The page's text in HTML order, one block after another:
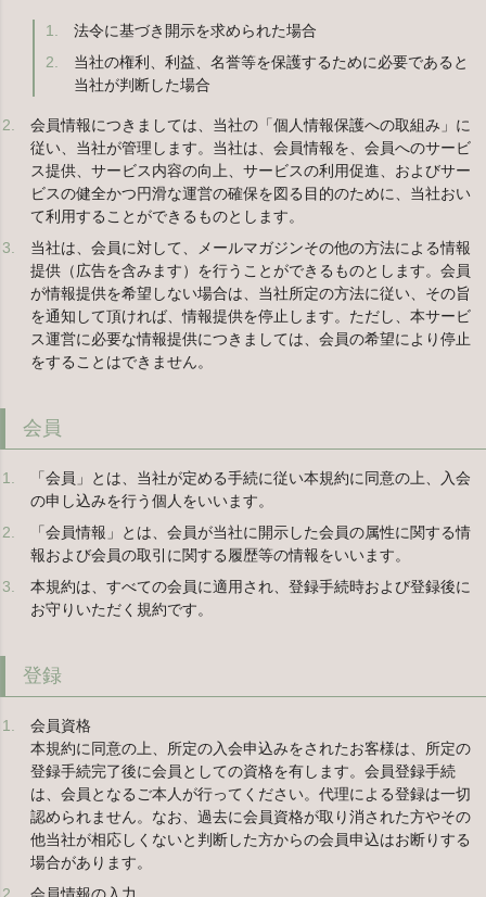
法令に基づき開示を求められた場合
当社の権利、利益、名誉等を保護するために必要であると
当社が判断した場合
会員情報につきましては、当社の「個人情報保護への取組み」に
従い、当社が管理します。当社は、会員情報を、会員へのサービ
ス提供、サービス内容の向上、サービスの利用促進、およびサー
ビスの健全かつ円滑な運営の確保を図る目的のために、当社おい
て利用することができるものとします。
当社は、会員に対して、メールマガジンその他の方法による情報
提供（広告を含みます）を行うことができるものとします。会員
が情報提供を希望しない場合は、当社所定の方法に従い、その旨
を通知して頂ければ、情報提供を停止します。ただし、本サービ
ス運営に必要な情報提供につきましては、会員の希望により停止
をすることはできません。
会員
「会員」とは、当社が定める手続に従い本規約に同意の上、入会
の申し込みを行う個人をいいます。
「会員情報」とは、会員が当社に開示した会員の属性に関する情
報および会員の取引に関する履歴等の情報をいいます。
本規約は、すべての会員に適用され、登録手続時および登録後に
お守りいただく規約です。
登録
会員資格
本規約に同意の上、所定の入会申込みをされたお客様は、所定の
登録手続完了後に会員としての資格を有します。会員登録手続
は、会員となるご本人が行ってください。代理による登録は一切
認められません。なお、過去に会員資格が取り消された方やその
他当社が相応しくないと判断した方からの会員申込はお断りする
場合があります。
会員情報の入力